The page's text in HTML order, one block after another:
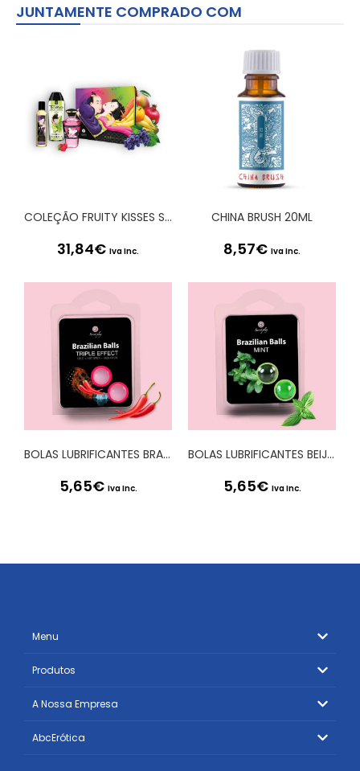
JUNTAMENTE COMPRADO COM
COLEÇÃO FRUITY KISSES SHUNGA
31,84€ Iva Inc.
CHINA BRUSH 20ML
8,57€ Iva Inc.
BOLAS LUBRIFICANTES BRAZILIAN BALLS EFEITO TRIPLO 2 X 4GR
5,65€ Iva Inc.
BOLAS LUBRIFICANTES BEIJÁVEIS BRAZILIAN BALLS SABOR A MENTA 2 x 4GR
5,65€ Iva Inc.
Menu
Produtos
A Nossa Empresa
AbcErótica